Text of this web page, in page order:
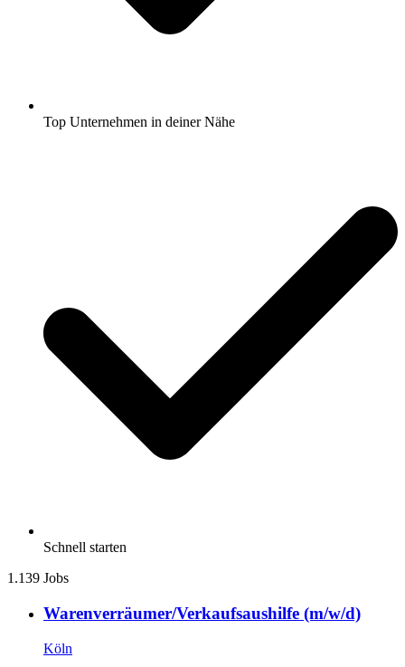
Top Unternehmen in deiner Nähe
Schnell starten
1.139 Jobs
Warenverräumer/Verkaufsaushilfe (m/w/d)
Köln